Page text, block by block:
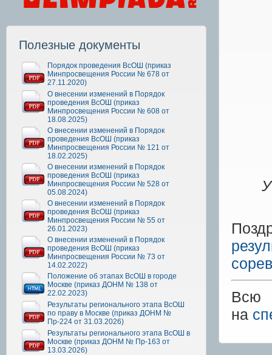
Полезные документы
Порядок проведения ВсОШ (приказ
Минпросвещения России № 678 от
27.11.2020)
О внесении изменений в Порядок
проведения ВсОШ (приказ
Минпросвещения России № 608 от
18.08.2025)
О внесении изменений в Порядок
проведения ВсОШ (приказ
Минпросвещения России № 121 от
18.02.2025)
О внесении изменений в Порядок
проведения ВсОШ (приказ
Минпросвещения России № 528 от
05.08.2024)
О внесении изменений в Порядок
проведения ВсОШ (приказ
Минпросвещения России № 55 от
26.01.2023)
О внесении изменений в Порядок
проведения ВсОШ (приказ
Минпросвещения России № 73 от
14.02.2022)
Положение об этапах ВсОШ в городе
Москве (приказ ДОНМ № 138 от
22.02.2023)
Результаты регионального этапа ВсОШ
по праву в Москве (приказ ДОНМ №
Пр-224 от 31.03.2026)
Результаты регионального этапа ВсОШ в
Москве (приказ ДОНМ № Пр-163 от
13.03.2026)
Всю
на